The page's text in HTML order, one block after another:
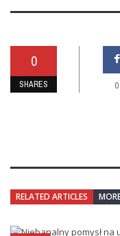
0
SHARES 0
RELATED ARTICLES